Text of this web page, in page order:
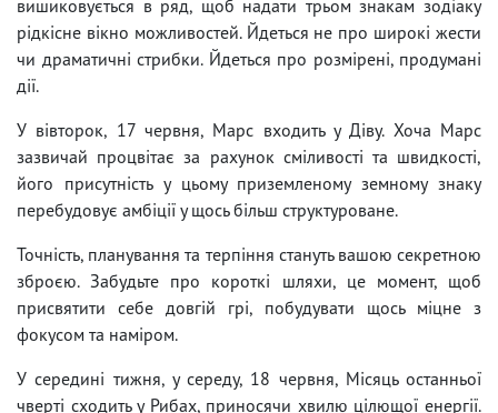
вишиковується в ряд, щоб надати трьом знакам зодіаку
рідкісне вікно можливостей. Йдеться не про широкі жести
чи драматичні стрибки. Йдеться про розмірені, продумані
дії.
У вівторок, 17 червня, Марс входить у Діву. Хоча Марс
зазвичай процвітає за рахунок сміливості та швидкості,
його присутність у цьому приземленому земному знаку
перебудовує амбіції у щось більш структуроване.
Точність, планування та терпіння стануть вашою секретною
зброєю. Забудьте про короткі шляхи, це момент, щоб
присвятити себе довгій грі, побудувати щось міцне з
фокусом та наміром.
У середині тижня, у середу, 18 червня, Місяць останньої
чверті сходить у Рибах, приносячи хвилю цілющої енергії.